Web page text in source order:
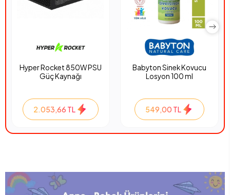
Hyper Rocket 850W PSU
Güç Kaynağı
2.053,66 TL
Babyton Sinek Kovucu
Losyon 100 ml
549,00 TL